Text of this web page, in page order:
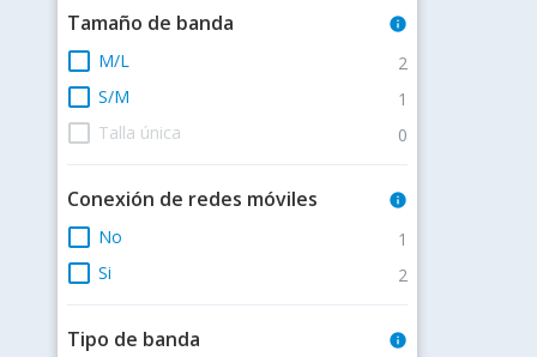
Tamaño de banda info
check_box_outline_blank M/L 2
check_box_outline_blank S/M 1
check_box_outline_blank Talla única 0
Conexión de redes móviles info
check_box_outline_blank No 1
check_box_outline_blank Si 2
Tipo de banda info